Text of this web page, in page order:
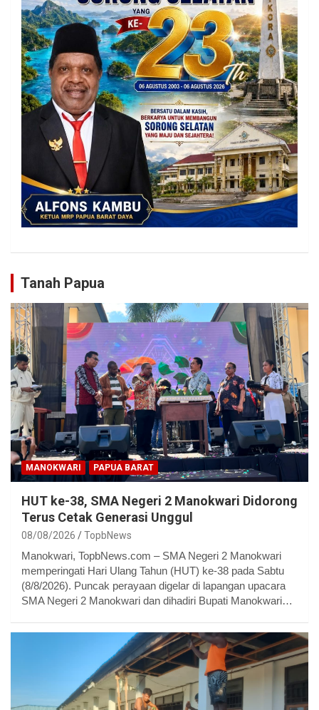
Tanah Papua
MANOKWARI PAPUA BARAT
HUT ke-38, SMA Negeri 2 Manokwari Didorong
Terus Cetak Generasi Unggul
08/08/2026 TopbNews
Manokwari, TopbNews.com – SMA Negeri 2 Manokwari
memperingati Hari Ulang Tahun (HUT) ke-38 pada Sabtu
(8/8/2026). Puncak perayaan digelar di lapangan upacara
SMA Negeri 2 Manokwari dan dihadiri Bupati Manokwari…